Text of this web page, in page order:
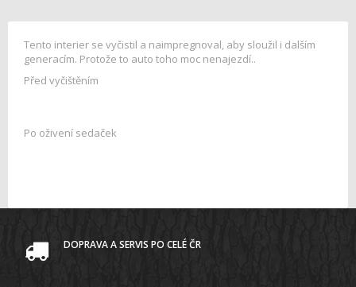
Tento interier se vyčistil a naimpregnoval, aby sloužil i dalším
generacím. Protože to auto toho moc nenajezdí..
Před vyčištěním
Po oživení sedaček
DOPRAVA A SERVIS PO CELÉ ČR